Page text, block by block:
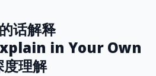
话解释
in Your Own
理解